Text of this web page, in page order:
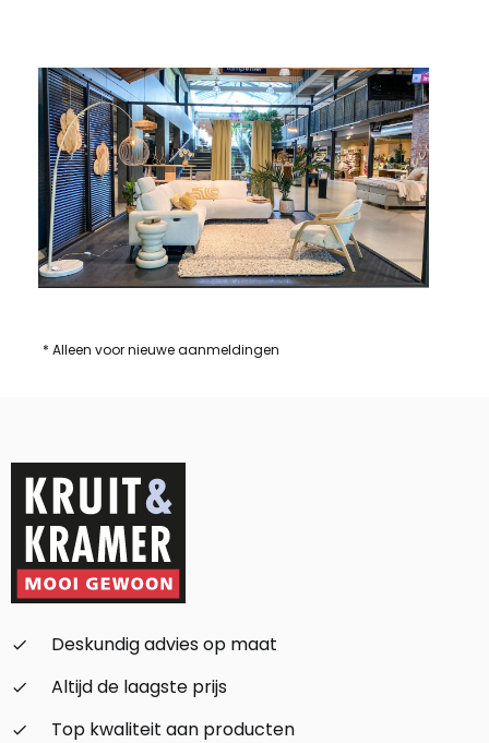
* Alleen voor nieuwe aanmeldingen
check_small
Deskundig advies op maat
check_small
Altijd de laagste prijs
check_small
Top kwaliteit aan producten